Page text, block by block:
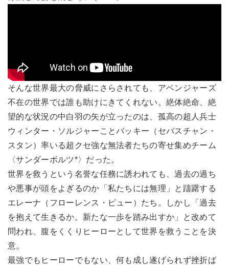
そんな世界最大の脅威にさらされても、アベンジャーズ
不在の世界では誰も助けにきてくれない。絶体絶命、絶
望的な状況の中白羽の矢が立ったのは、孤高の超人兵士
ウィンター・ソルジャーことバッキー（セバスチャン・
スタン）率いる超クセ強な無法者たちの寄せ集めチーム
〈サンダーボルツ*〉だった。
世界を救うという名誉な任務に誘われても、過去の過ち
や悪事が頭をよぎるのか「私たちには無理」と躊躇する
エレーナ（フローレンス・ピュー）たち。しかし「過去
を抱えて生きるか。新たな一歩を踏み出すか」と改めて
問われ、腹をくくりヒーローとして世界を救うことを決
意。
最強でもヒーローでもない、何も成し遂げられず挫折ば